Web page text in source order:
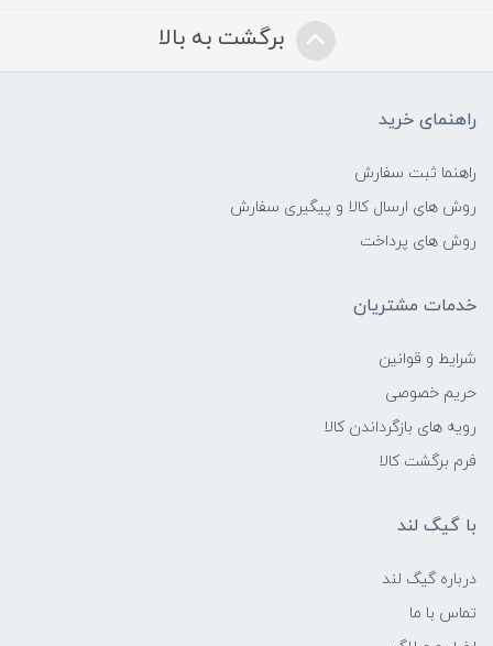
برگشت به بالا
راهنمای خرید
راهنما ثبت سفارش
روش های ارسال کالا و پیگیری سفارش
روش های پرداخت
خدمات مشتریان
شرایط و قوانین
حریم خصوصی
رویه های بازگرداندن کالا
فرم برگشت کالا
با گیگ لند
درباره گیگ لند
تماس با ما